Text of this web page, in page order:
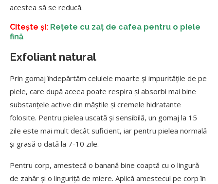
acestea să se reducă.
Citește și: Rețete cu zaț de cafea pentru o piele
fină
Exfoliant natural
Prin gomaj îndepărtăm celulele moarte și impuritățile de pe
piele, care după aceea poate respira și absorbi mai bine
substanțele active din măștile și cremele hidratante
folosite. Pentru pielea uscată și sensibilă, un gomaj la 15
zile este mai mult decât suficient, iar pentru pielea normală
și grasă o dată la 7-10 zile.
Pentru corp, amestecă o banană bine coaptă cu o lingură
de zahăr și o linguriță de miere. Aplică amestecul pe corp în